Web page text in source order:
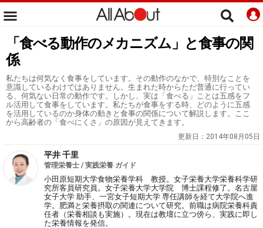
「食べる動作のメカニズム」と食事の関
係
私たちは何気なく食事をしています。その動作のなかで、特別なことを
意識しているわけではありません。生まれた時からただ普通に行ってい
る、何気ない日常の動作です。しかし、実は「食べる」ことは五感をフ
ル活用して食事をしています。私たちが食事をする時、どのように五感
を活用しているのか身体の動きと食事の関係について解説します。ここ
から高齢者の「食べにくさ」の原因が見えてきます。
更新日： 2014年08月05日
平井 千里
管理栄養士 / 実践栄養 ガイド
小田原短期大学食物栄養学科 教授。女子栄養大学栄養科学研
究所客員研究員。女子栄養大学大学院 博士課程修了。名古屋
女子大学 助手、一宮女子短期大学 専任講師を経て大学院へ進
学。肥満と栄養摂取の関連について研究。前職は病院栄養科責
任者（栄養相談も実施）。現在は教壇に立つ傍ら、実践に即し
た栄養情報を発信。